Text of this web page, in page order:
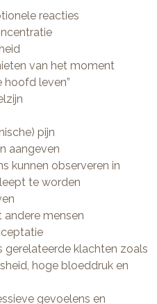
reacties
van het moment
hoofd leven”
pijn
aangeven
kunnen observeren in
te worden
mensen
gerelateerde klachten zoals
hoge bloeddruk en
gevoelens en